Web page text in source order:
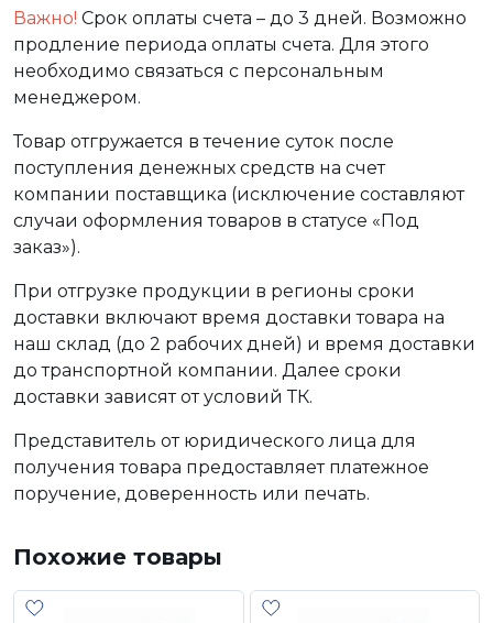
Важно! Срок оплаты счета – до 3 дней. Возможно
продление периода оплаты счета. Для этого
необходимо связаться с персональным
менеджером.
Товар отгружается в течение суток после
поступления денежных средств на счет
компании поставщика (исключение составляют
случаи оформления товаров в статусе «Под
заказ»).
При отгрузке продукции в регионы сроки
доставки включают время доставки товара на
наш склад (до 2 рабочих дней) и время доставки
до транспортной компании. Далее сроки
доставки зависят от условий ТК.
Представитель от юридического лица для
получения товара предоставляет платежное
поручение, доверенность или печать.
Похожие товары